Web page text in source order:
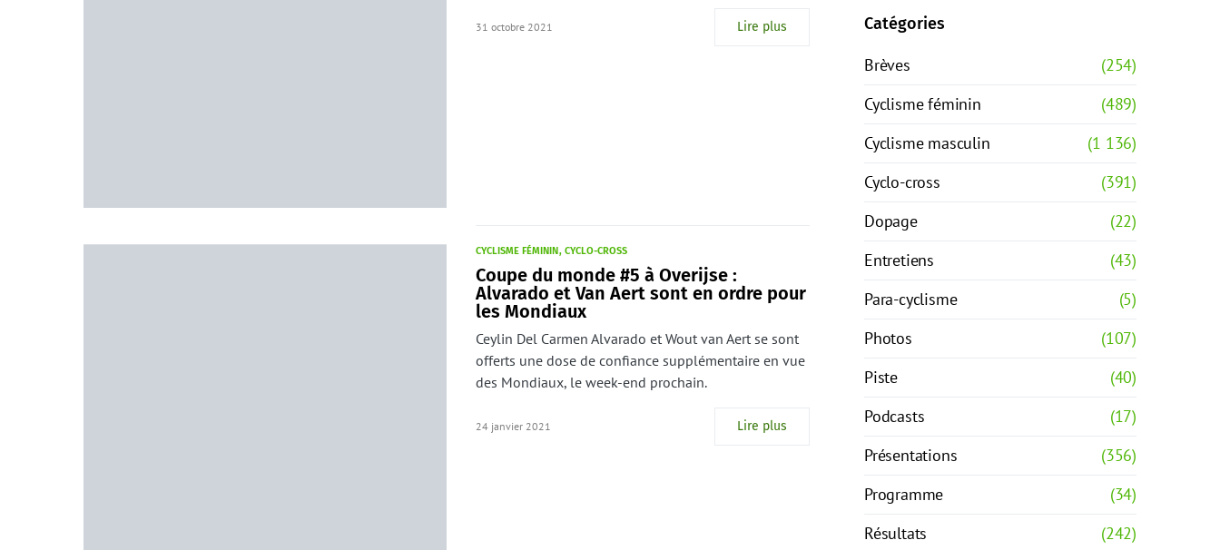
31 octobre 2021 Lire plus
CYCLISME FÉMININ CYCLO-CROSS
Coupe du monde #5 à Overijse :
Alvarado et Van Aert sont en ordre pour
les Mondiaux
Ceylin Del Carmen Alvarado et Wout van Aert se sont
offerts une dose de confiance supplémentaire en vue
des Mondiaux, le week-end prochain.
24 janvier 2021 Lire plus
Catégories
Brèves
(254)
Cyclisme féminin
(489)
Cyclisme masculin
(1 136)
Cyclo-cross
(391)
Dopage
(22)
Entretiens
(43)
Para-cyclisme
(5)
Photos
(107)
Piste
(40)
Podcasts
(17)
Présentations
(356)
Programme
(34)
Résultats
(242)